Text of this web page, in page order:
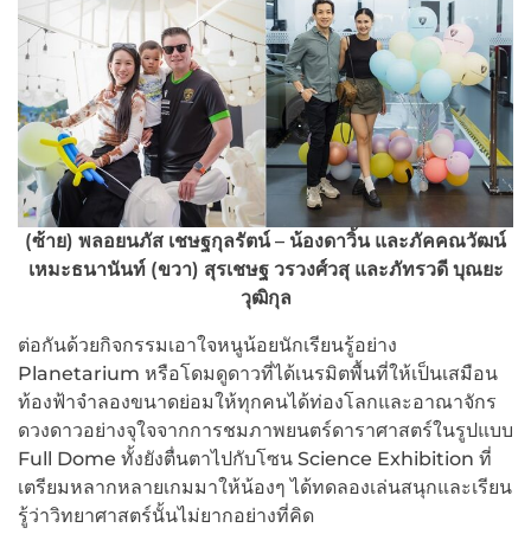
(ซ้าย) พลอยนภัส เชษฐกุลรัตน์ – น้องดาวิ้น และภัคคณวัฒน์
เหมะธนานันท์ (ขวา) สุรเชษฐ วรวงศ์วสุ และภัทรวดี บุณยะ
วุฒิกุล
ต่อกันด้วยกิจกรรมเอาใจหนูน้อยนักเรียนรู้อย่าง
Planetarium หรือโดมดูดาวที่ได้เนรมิตพื้นที่ให้เป็นเสมือน
ท้องฟ้าจำลองขนาดย่อมให้ทุกคนได้ท่องโลกและอาณาจักร
ดวงดาวอย่างจุใจจากการชมภาพยนตร์ดาราศาสตร์ในรูปแบบ
Full Dome ทั้งยังตื่นตาไปกับโซน Science Exhibition ที่
เตรียมหลากหลายเกมมาให้น้องๆ ได้ทดลองเล่นสนุกและเรียน
รู้ว่าวิทยาศาสตร์นั้นไม่ยากอย่างที่คิด